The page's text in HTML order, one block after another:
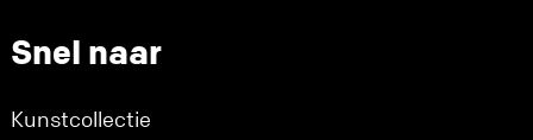
Snel naar
Kunstcollectie